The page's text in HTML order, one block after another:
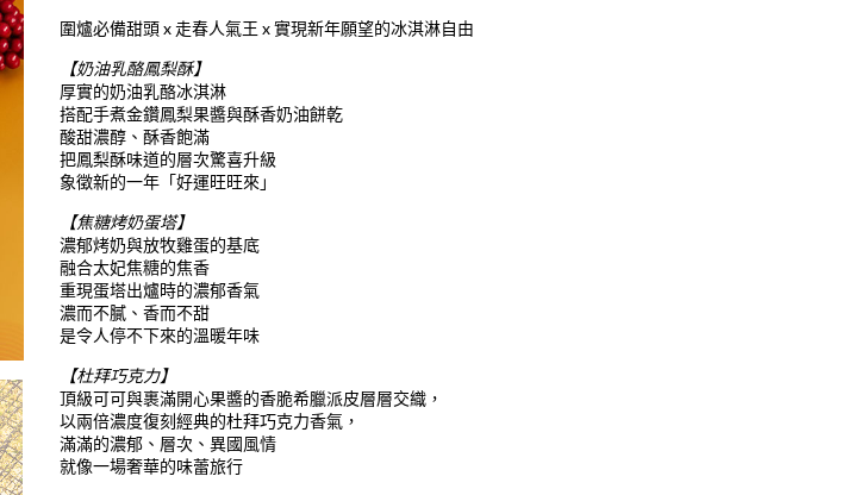
圍爐必備甜頭 x 走春人氣王 x 實現新年願望的冰淇淋自由
【奶油乳酪鳳梨酥】
厚實的奶油乳酪冰淇淋
搭配手煮金鑽鳳梨果醬與酥香奶油餅乾
酸甜濃醇、酥香飽滿
把鳳梨酥味道的層次驚喜升級
象徵新的一年「好運旺旺來」
【焦糖烤奶蛋塔】
濃郁烤奶與放牧雞蛋的基底
融合太妃焦糖的焦香
重現蛋塔出爐時的濃郁香氣
濃而不膩、香而不甜
是令人停不下來的溫暖年味
【杜拜巧克力】
頂級可可與裹滿開心果醬的香脆希臘派皮層層交織，
以兩倍濃度復刻經典的杜拜巧克力香氣，
滿滿的濃郁、層次、異國風情
就像一場奢華的味蕾旅行